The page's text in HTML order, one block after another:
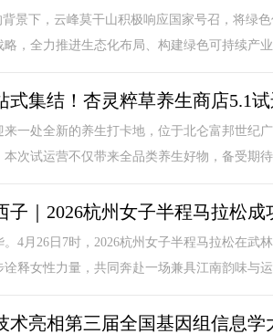
景下，云峰莫干山积极响应国家号召，将绿
，全力推进生态化布局、构建绿色可持续产
式集结！杏灵粹草养生商店5.1
来一处全新的养生打卡地，位于北仑富邦世纪
次试运营不仅带来全品类养生好物，备受期
子｜2026杭州女子半程马拉松成
4月26日7时，2026杭州女子半程马拉松在武
释女性力量，共同奔赴一场兼具江南韵味与
术亮相第三届全国基因组信息